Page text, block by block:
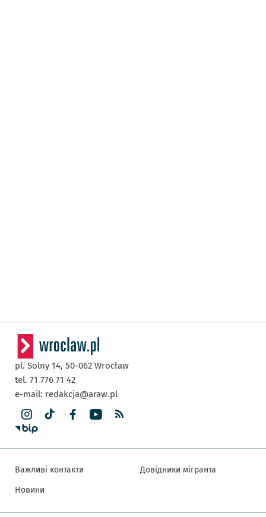
pl. Solny 14, 50-062 Wrocław
tel. 71 776 71 42
e-mail: redakcja@araw.pl
Важливі контакти
Новини
Довідники мігранта